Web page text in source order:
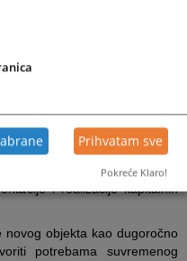
je cilj osigurati dugoročno
rada Suda i građanima
HNK će donijeti odluku o
projekat za Općinski
višegodišnjem iskustvu u
pravosudnim institucijama u
podršku sudovima u
i realizacije kapitalnih
novog objekta kao dugoročno
potrebama suvremenog
Prihvatam sve
Pokreće Klaro!